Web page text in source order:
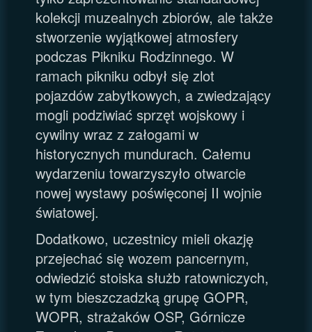
kolekcji muzealnych zbiorów, ale także
stworzenie wyjątkowej atmosfery
podczas Pikniku Rodzinnego. W
ramach pikniku odbył się zlot
pojazdów zabytkowych, a zwiedzający
mogli podziwiać sprzęt wojskowy i
cywilny wraz z załogami w
historycznych mundurach. Całemu
wydarzeniu towarzyszyło otwarcie
nowej wystawy poświęconej II wojnie
światowej.
Dodatkowo, uczestnicy mieli okazję
przejechać się wozem pancernym,
odwiedzić stoiska służb ratowniczych,
w tym bieszczadzką grupę GOPR,
WOPR, strażaków OSP, Górnicze